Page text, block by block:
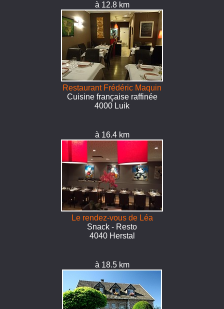
à 12.8 km
Restaurant Frédéric Maquin
Cuisine française raffinée
4000 Luik
à 16.4 km
Le rendez-vous de Léa
Snack - Resto
4040 Herstal
à 18.5 km